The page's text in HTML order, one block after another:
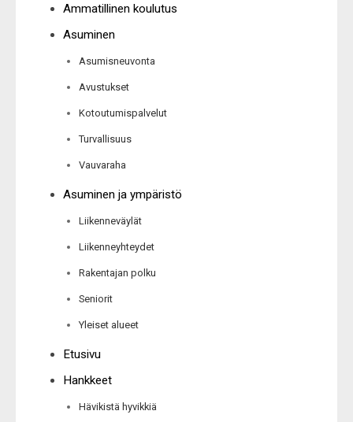
Ammatillinen koulutus
Asuminen
Asumisneuvonta
Avustukset
Kotoutumispalvelut
Turvallisuus
Vauvaraha
Asuminen ja ympäristö
Liikenneväylät
Liikenneyhteydet
Rakentajan polku
Seniorit
Yleiset alueet
Etusivu
Hankkeet
Hävikistä hyvikkiä